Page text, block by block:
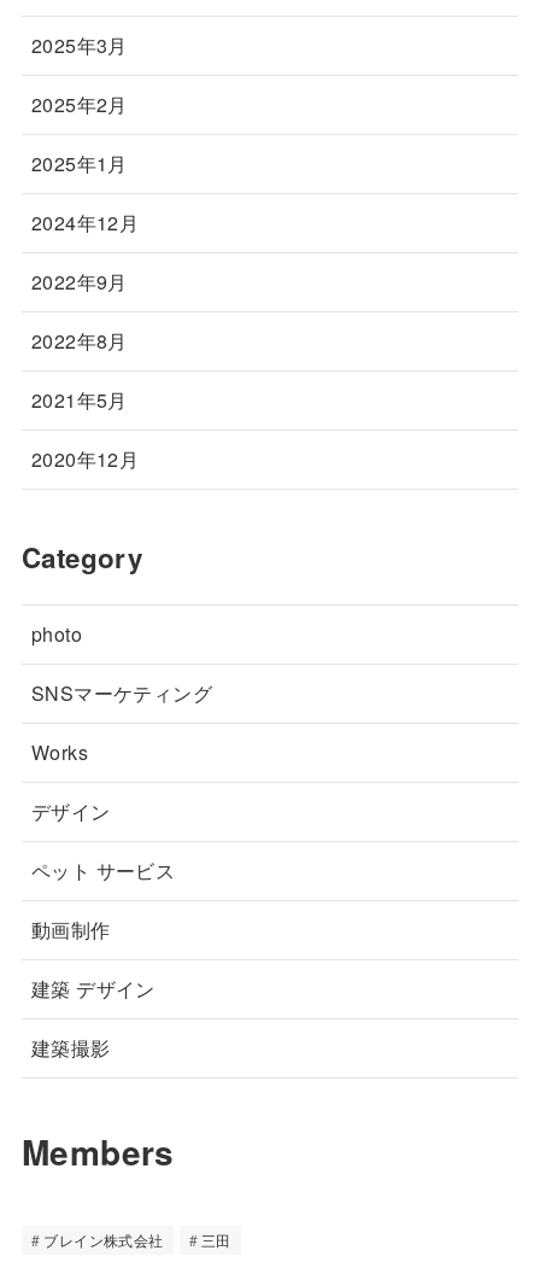
2025年3月
2025年2月
2025年1月
2024年12月
2022年9月
2022年8月
2021年5月
2020年12月
Category
photo
SNSマーケティング
Works
デザイン
ペット サービス
動画制作
建築 デザイン
建築撮影
Members
ブレイン株式会社 三田